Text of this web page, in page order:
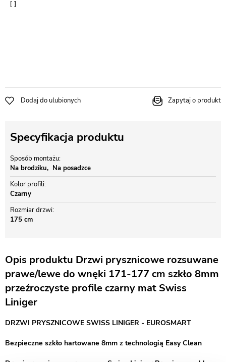
Dodaj do ulubionych Zapytaj o produkt
Specyfikacja produktu
Sposób montażu
Na brodziku
Na posadzce
Kolor profili
Czarny
Rozmiar drzwi
175 cm
Opis produktu Drzwi prysznicowe rozsuwane
prawe/lewe do wnęki 171-177 cm szkło 8mm
przeźroczyste profile czarny mat Swiss
Liniger
DRZWI PRYSZNICOWE SWISS LINIGER - EUROSMART
Bezpieczne szkło hartowane 8mm z technologią Easy Clean